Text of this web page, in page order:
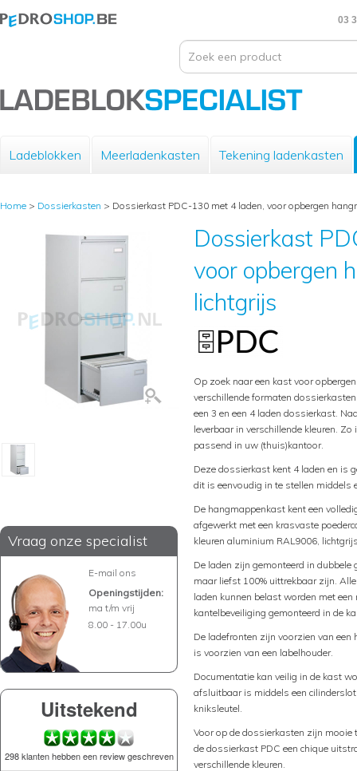
03
Ladeblokken Meerladenkasten Tekening ladenkasten
Home > Dossierkasten > Dossierkast PDC-130 met 4 laden, voor opbergen
Vraag onze specialist
E-mail ons
Openingstijden:
ma t/m vrij
8.00 - 17.00u
Uitstekend
298 klanten hebben een review geschreven
Dossierkast
voor opbergen
lichtgrijs
Op zoek naar een kast voor
verschillende formaten
een 3 en een 4 laden dossierkast.
leverbaar in verschillende kleuren.
passend in uw (thuis)kantoor.
Deze dossierkast kent 4 laden en is
dit is eenvoudig in te stellen middels
De hangmappenkast kent een
afgewerkt met een krasvaste
kleuren aluminium RAL9006,
De laden zijn gemonteerd in
maar liefst 100% uittrekbaar zijn.
laden kunnen belast worden met
kantelbeveiliging gemonteerd in de
De ladefronten zijn voorzien van een
is voorzien van een labelhouder.
Documentatie kan veilig in de kast
afsluitbaar is middels een
kniksleutel.
Voor op de dossierkasten zijn mooie
de dossierkast PDC een chique
verschillende kleuren.